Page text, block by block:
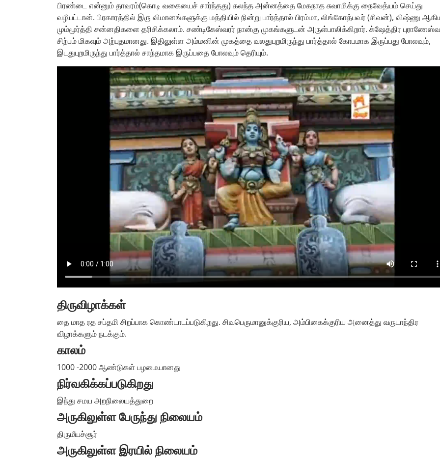
பிரண்டை என்னும் தாவரம்(கொடி வகையைச் சார்ந்தது) கலந்த அன்னத்தை மேகநாத சுவாமிக்கு நைவேத்யம் செய்து
வழிபட்டான். பிரகாரத்தில் இரு விமானங்களுக்கு மத்தியில் நின்று பார்த்தால் பிரம்மா, லிங்கோத்பவர் (சிவன்), விஷ்ணு
மும்மூர்த்தி சன்னதிகளை தரிசிக்கலாம். சண்டிகேஸ்வரர் நான்கு முகங்களுடன் அருள்பாலிக்கிறார். க்ஷேத்திர
சிற்பம் மிகவும் அற்புதமானது. இதிலுள்ள அம்மனின் முகத்தை வலதுபுறமிருந்து பார்த்தால் கோபமாக இருப்பது போலவும்,
இடதுபுறமிருந்து பார்த்தால் சாந்தமாக இருப்பதை போலவும் தெரியும்.
திருவிழாக்கள்
தை மாத ரத சப்தமி சிறப்பாக கொண்டாடப்படுகிறது. சிவபெருமானுக்குரிய, அம்பிகைக்குரிய அனைத்து வருடாந்திர
விழாக்களும் நடக்கும்.
காலம்
1000 -2000 ஆண்டுகள் பழமையானது
நிர்வகிக்கப்படுகிறது
இந்து சமய அறநிலையத்துறை
அருகிலுள்ள பேருந்து நிலையம்
திருமீயச்சூர்
அருகிலுள்ள இரயில் நிலையம்